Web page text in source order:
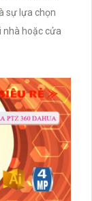
là sự lựa chọn
nhà hoặc cửa